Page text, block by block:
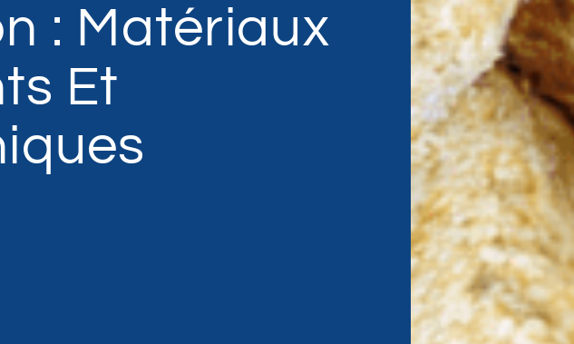
: Matériaux
Et